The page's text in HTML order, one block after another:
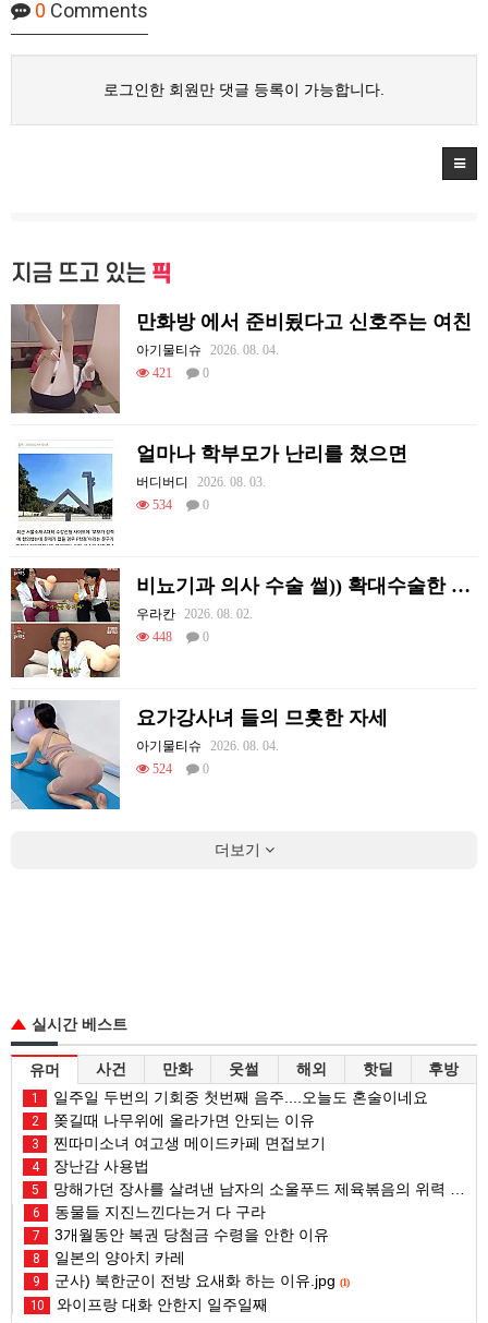
0 Comments
로그인한 회원만 댓글 등록이 가능합니다.
지금 뜨고 있는 픽
만화방 에서 준비됬다고 신호주는 여친
아기물티슈
2026. 08. 04.
421
0
얼마나 학부모가 난리를 쳤으면
버디버디
2026. 08. 03.
534
0
비뇨기과 의사 수술 썰)) 확대수술한 여러 셀럽들
우라칸 2026. 08. 02.
448
0
요가강사녀 들의 므흣한 자세
아기물티슈
2026. 08. 04.
524
0
더보기
실시간 베스트
유머 사건 만화 웃썰 해외 핫딜 후방
1 일주일 두번의 기회중 첫번째 음주....오늘도 혼술이네요
2 쫒길때 나무위에 올라가면 안되는 이유
3 찐따미소녀 여고생 메이드카페 면접보기
4 장난감 사용법
5 망해가던 장사를 살려낸 남자의 소울푸드 제육볶음의 위력 ㅋㅋ
6 동물들 지진느낀다는거 다 구라
7 3개월동안 복권 당첨금 수령을 안한 이유
8 일본의 양아치 카레
9 군사) 북한군이 전방 요새화 하는 이유.jpg (1)
10 와이프랑 대화 안한지 일주일째